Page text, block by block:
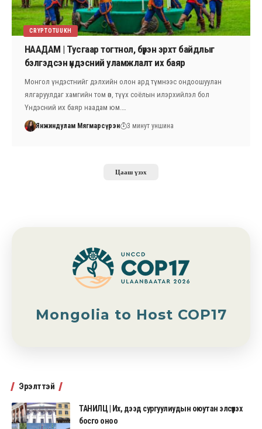
CRYPTOTUUKH
НААДАМ | Тусгаар тогтнол, бүрэн эрхт байдлыг
бэлгэдсэн үндэсний уламжлалт их баяр
Монгол үндэстнийг дэлхийн олон ард түмнээс ондоошуулан
ялгаруулдаг хамгийн том өв, түүх соёлын илэрхийлэл бол
Үндэсний их баяр наадам юм.…
Янжиндулам Мягмарсүрэн 3 минут уншина
Цааш үзэх
Mongolia to Host COP17
Эрэлттэй
ТАНИЛЦ | Их, дээд сургуулиудын оюутан элсүүлэх
босго оноо